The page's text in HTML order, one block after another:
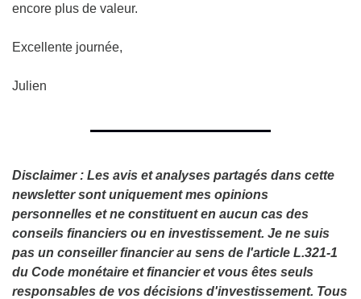
encore plus de valeur.
Excellente journée,
Julien
Disclaimer : Les avis et analyses partagés dans cette
newsletter sont uniquement mes opinions
personnelles et ne constituent en aucun cas des
conseils financiers ou en investissement. Je ne suis
pas un conseiller financier au sens de l'article L.321-1
du Code monétaire et financier et vous êtes seuls
responsables de vos décisions d'investissement. Tous